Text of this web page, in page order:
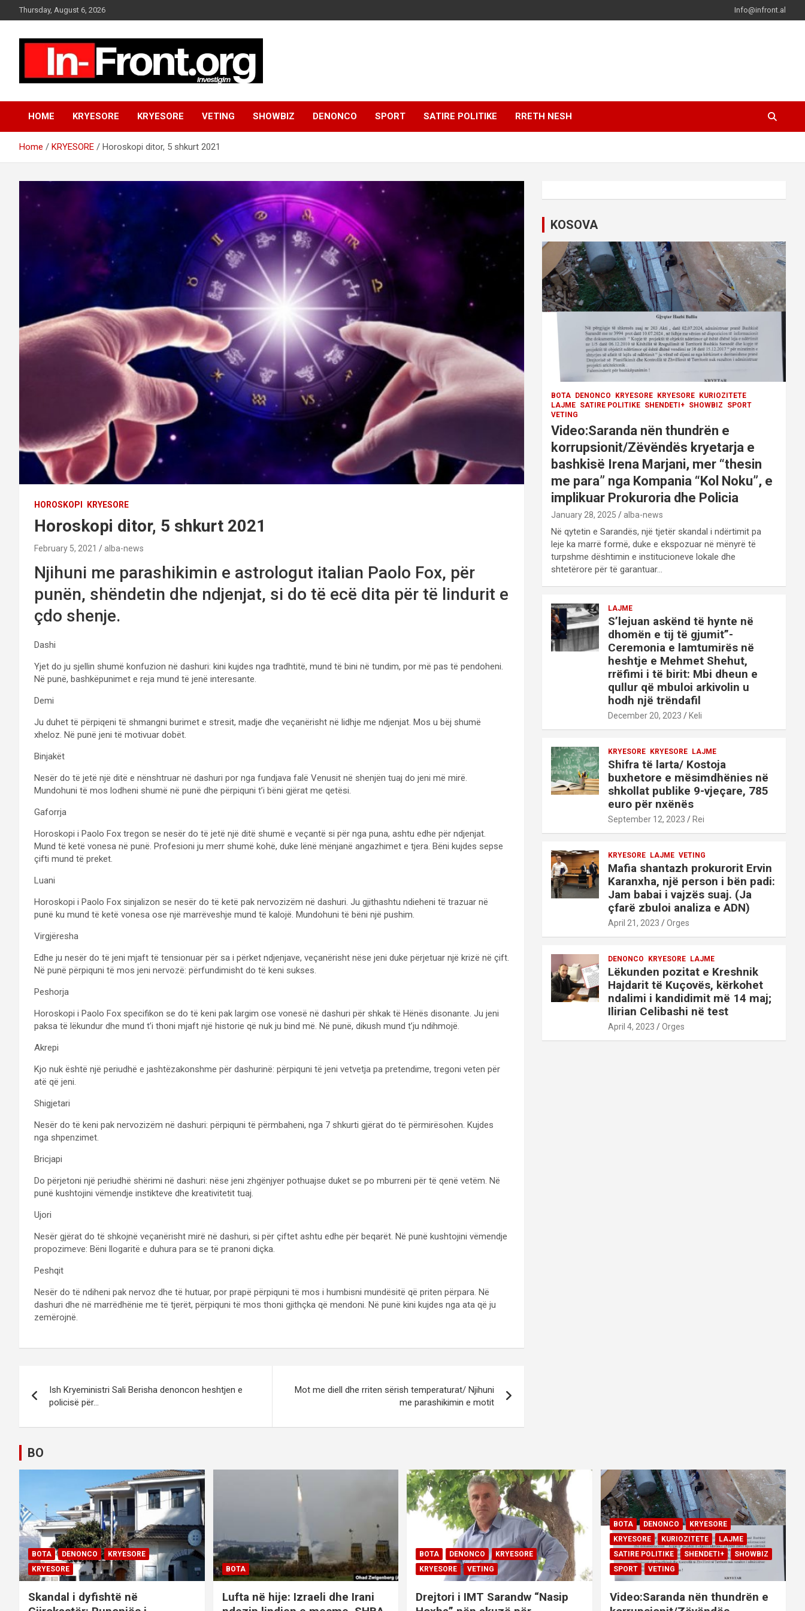
k
e
Thursday, August 6, 2026 Info@infront.al
HOME KRYESORE KRYESORE VETING SHOWBIZ DENONCO SPORT SATIRE POLITIKE RRETH NESH
Home KRYESORE Horoskopi ditor, 5 shkurt 2021
HOROSKOPI KRYESORE
Horoskopi ditor, 5 shkurt 2021
February 5, 2021 alba-news
Njihuni me parashikimin e astrologut italian Paolo Fox, për
punën, shëndetin dhe ndjenjat, si do të ecë dita për të lindurit e
çdo shenje.
Dashi
Yjet do ju sjellin shumë konfuzion në dashuri: kini kujdes nga tradhtitë, mund të bini në tundim, por më pas të pendoheni.
Në punë, bashkëpunimet e reja mund të jenë interesante.
Demi
Ju duhet të përpiqeni të shmangni burimet e stresit, madje dhe veçanërisht në lidhje me ndjenjat. Mos u bëj shumë
xheloz. Në punë jeni të motivuar dobët.
Binjakët
Nesër do të jetë një ditë e nënshtruar në dashuri por nga fundjava falë Venusit në shenjën tuaj do jeni më mirë.
Mundohuni të mos lodheni shumë në punë dhe përpiquni t’i bëni gjërat me qetësi.
Gaforrja
Horoskopi i Paolo Fox tregon se nesër do të jetë një ditë shumë e veçantë si për nga puna, ashtu edhe për ndjenjat.
Mund të ketë vonesa në punë. Profesioni ju merr shumë kohë, duke lënë mënjanë angazhimet e tjera. Bëni kujdes sepse
çifti mund të preket.
Luani
Horoskopi i Paolo Fox sinjalizon se nesër do të ketë pak nervozizëm në dashuri. Ju gjithashtu ndieheni të trazuar në
punë ku mund të ketë vonesa ose një marrëveshje mund të kalojë. Mundohuni të bëni një pushim.
Virgjëresha
Edhe ju nesër do të jeni mjaft të tensionuar për sa i përket ndjenjave, veçanërisht nëse jeni duke përjetuar një krizë në çift.
Në punë përpiquni të mos jeni nervozë: përfundimisht do të keni sukses.
Peshorja
Horoskopi i Paolo Fox specifikon se do të keni pak largim ose vonesë në dashuri për shkak të Hënës disonante. Ju jeni
paksa të lëkundur dhe mund t’i thoni mjaft një historie që nuk ju bind më. Në punë, dikush mund t’ju ndihmojë.
Akrepi
Kjo nuk është një periudhë e jashtëzakonshme për dashurinë: përpiquni të jeni vetvetja pa pretendime, tregoni veten për
atë që jeni.
Shigjetari
Nesër do të keni pak nervozizëm në dashuri: përpiquni të përmbaheni, nga 7 shkurti gjërat do të përmirësohen. Kujdes
nga shpenzimet.
Bricjapi
Do përjetoni një periudhë shërimi në dashuri: nëse jeni zhgënjyer pothuajse duket se po mburreni për të qenë vetëm. Në
punë kushtojini vëmendje instikteve dhe kreativitetit tuaj.
Ujori
Nesër gjërat do të shkojnë veçanërisht mirë në dashuri, si për çiftet ashtu edhe për beqarët. Në punë kushtojini vëmendje
propozimeve: Bëni llogaritë e duhura para se të pranoni diçka.
Peshqit
Nesër do të ndiheni pak nervoz dhe të hutuar, por prapë përpiquni të mos i humbisni mundësitë që priten përpara. Në
dashuri dhe në marrëdhënie me të tjerët, përpiquni të mos thoni gjithçka që mendoni. Në punë kini kujdes nga ata që ju
zemërojnë.
s
t
n
a
v
i
g
a
Ish Kryeministri Sali Berisha denoncon heshtjen e
policisë për…
Mot me diell dhe rriten sërish temperaturat/ Njihuni
me parashikimin e motit
KOSOVA
BOTA DENONCO KRYESORE KRYESORE
KURIOZITETE
LAJME SATIRE POLITIKE SHENDETI+ SHOWBIZ
SPORT
VETING
Video:Saranda nën thundrën e
korrupsionit/Zëvëndës kryetarja e
bashkisë Irena Marjani, mer “thesin
me para” nga Kompania “Kol Noku”, e
implikuar Prokuroria dhe Policia
January 28, 2025 alba-news
Në qytetin e Sarandës, një tjetër skandal i ndërtimit pa
leje ka marrë formë, duke e ekspozuar në mënyrë të
turpshme dështimin e institucioneve lokale dhe
shtetërore për të garantuar…
LAJME
S’lejuan askënd të hynte në
dhomën e tij të gjumit”-
Ceremonia e lamtumirës në
heshtje e Mehmet Shehut,
rrëfimi i të birit: Mbi dheun e
qullur që mbuloi arkivolin u
hodh një trëndafil
December 20, 2023 Keli
KRYESORE KRYESORE LAJME
Shifra të larta/ Kostoja
buxhetore e mësimdhënies në
shkollat publike 9-vjeçare, 785
euro për nxënës
September 12, 2023 Rei
KRYESORE LAJME VETING
Mafia shantazh prokurorit Ervin
Karanxha, një person i bën padi:
Jam babai i vajzës suaj. (Ja
çfarë zbuloi analiza e ADN)
April 21, 2023 Orges
DENONCO KRYESORE LAJME
Lëkunden pozitat e Kreshnik
Hajdarit të Kuçovës, kërkohet
ndalimi i kandidimit më 14 maj;
Ilirian Celibashi në test
April 4, 2023 Orges
BO
BOTA DENONCO
KRYESORE
KRYESORE
Skandal i dyfishtë në
BOTA
Lufta në hije: Izraeli dhe Irani
BOTA DENONCO
KRYESORE
KRYESORE
VETING
Drejtori i IMT Sarandw “Nasip
BOTA DENONCO
KRYESORE
KRYESORE
KURIOZITETE
LAJME
SATIRE POLITIKE
SHENDETI+
SHOWBIZ
SPORT
VETING
Video:Saranda nën thundrën e